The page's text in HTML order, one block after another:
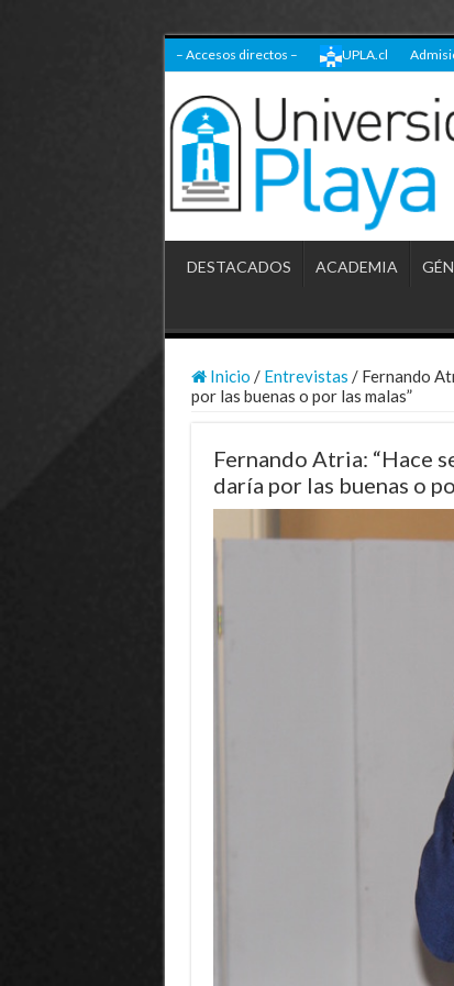
– Accesos directos – UPLA.cl
DESTACADOS ACADEMIA
Inicio / Entrevistas / Fernando
por las buenas o por las malas”
Fernando Atria: “Hace
daría por las buenas o